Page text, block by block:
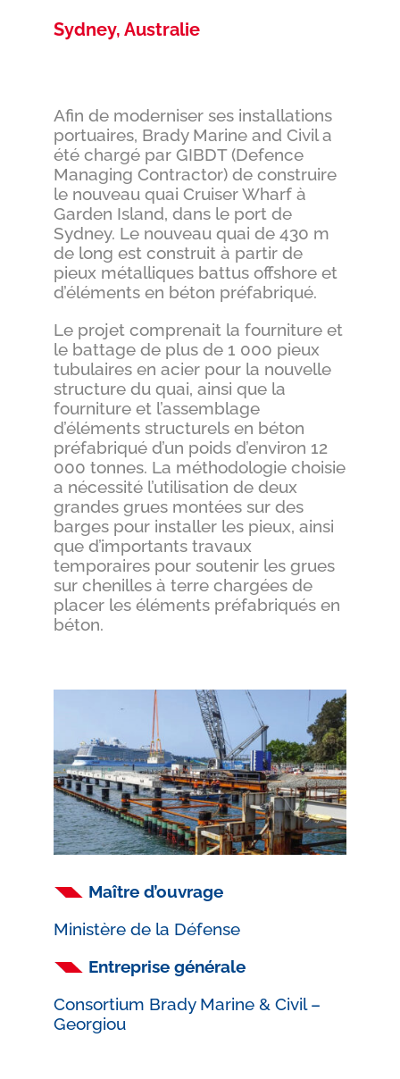
Sydney, Australie
Afin de moderniser ses installations
portuaires, Brady Marine and Civil a
été chargé par GIBDT (Defence
Managing Contractor) de construire
le nouveau quai Cruiser Wharf à
Garden Island, dans le port de
Sydney. Le nouveau quai de 430 m
de long est construit à partir de
pieux métalliques battus offshore et
d’éléments en béton préfabriqué.
Le projet comprenait la fourniture et
le battage de plus de 1 000 pieux
tubulaires en acier pour la nouvelle
structure du quai, ainsi que la
fourniture et l’assemblage
d’éléments structurels en béton
préfabriqué d’un poids d’environ 12
000 tonnes. La méthodologie choisie
a nécessité l’utilisation de deux
grandes grues montées sur des
barges pour installer les pieux, ainsi
que d’importants travaux
temporaires pour soutenir les grues
sur chenilles à terre chargées de
placer les éléments préfabriqués en
béton.
Maître d’ouvrage
Ministère de la Défense
Entreprise générale
Consortium Brady Marine & Civil –
Georgiou